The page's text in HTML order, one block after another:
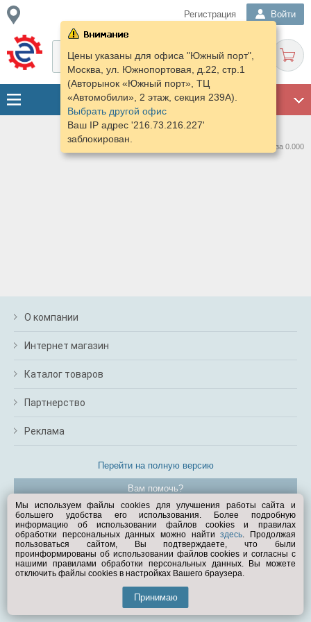
Регистрация Войти
Цены указаны для офиса "Южный порт",
Москва, ул. Южнопортовая, д.22, стр.1
(Авторынок «Южный порт», ТЦ
«Автомобили», 2 этаж, секция 239А).
Выбрать другой офис
Ваш IP адрес '216.73.216.227'
заблокирован.
Нашлось предложений: 0 за 0.000
О компании
Интернет магазин
Каталог товаров
Партнерство
Реклама
Перейти на полную версию
Вам помочь?
© Exist.ru 1998—2026
Мы используем файлы cookies для улучшения работы сайта и
большего удобства его использования. Более подробную
информацию об использовании файлов cookies и правилах
обработки персональных данных можно найтиздесь. Продолжая
пользоваться сайтом, Вы подтверждаете, что были
проинформированы об использовании файлов cookies и согласны с
нашими правилами обработки персональных данных. Вы можете
отключить файлы cookies в настройках Вашего браузера.
Принимаю